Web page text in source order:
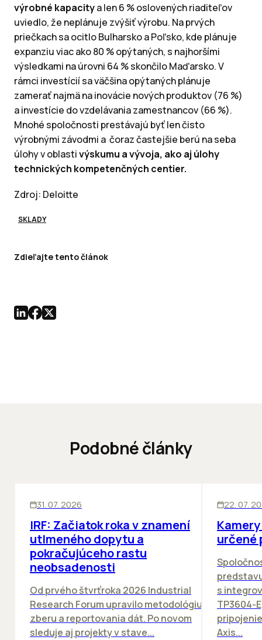
výrobné kapacitya len 6 % oslovených riaditeľov
uviedlo, že neplánuje zvýšiť výrobu. Na prvých
priečkach sa ocitlo Bulharsko a Poľsko, kde plánuje
expanziu viac ako 80 % opýtaných, s najhoršími
výsledkami na úrovni 64 % skončilo Maďarsko. V
rámci investícií sa väčšina opýtaných plánuje
zamerať najmä na inovácie nových produktov (76 %)
a investície do vzdelávania zamestnancov (66 %).
Mnohé spoločnosti prestávajú byť len čisto
výrobnými závodmi a čoraz častejšie berú na seba
úlohy v oblastivýskumu a vývoja, ako aj úlohy
technických kompetenčných centier.
Zdroj: Deloitte
SKLADY
Zdieľajte tento článok
Podobné články
31. 07. 2026
IRF: Začiatok roka v znamení
utlmeného dopytu a
pokračujúceho rastu
neobsadenosti
Od prvého štvrťroka 2026 Industrial
Research Forum upravilo metodológiu
zberu a reportovania dát. Po novom
sleduje aj projekty v stave...
22. 07.
určené
s
TP3604-
Axis...